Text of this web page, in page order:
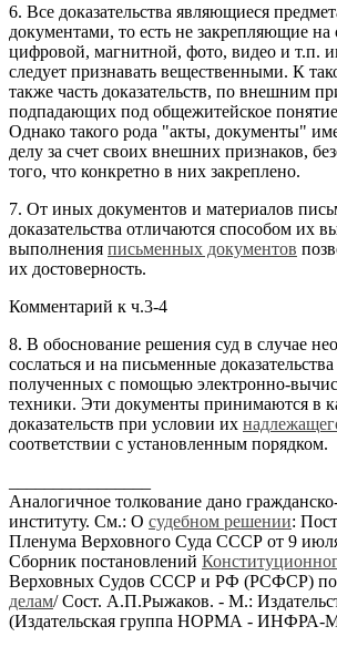
6. Все доказательства являющиеся
документами, то есть не закрепляющие на
цифровой, магнитной, фото, видео и т.п.
следует признавать вещественными. К
также часть доказательств, по внешним
подпадающих под общежитейское
Однако такого рода "акты, документы"
делу за счет своих внешних признаков,
того, что конкретно в них закреплено.
7. От иных документов и материалов
доказательства отличаются способом их
выполнения письменных документов
их достоверность.
Комментарий к ч.3-4
8. В обоснование решения суд в случае
сослаться и на письменные
полученных с помощью электронно-
техники. Эти документы принимаются в
доказательств при условии их
соответствии с установленным порядком.
Аналогичное толкование дано
институту. См.: О судебном решении:
Пленума Верховного Суда СССР от 9
Сборник постановлений
Верховных Судов СССР и РФ (РСФСР) по
делам/ Сост. А.П.Рыжаков. - М.:
(Издательская группа НОРМА - ИНФРА-